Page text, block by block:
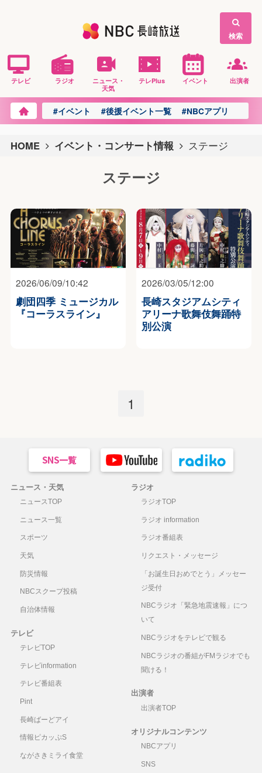
検索
テレビ ラジオ
ニュース・
天気
テレPlus イベント 出演者
#イベント #後援イベント一覧 #NBCアプリ
HOME イベント・コンサート情報 ステージ
ステージ
2026/06/09/10:42
劇団四季 ミュージカル
『コーラスライン』
2026/03/05/12:00
⻑崎スタジアムシティ
アリーナ歌舞伎舞踊特
別公演
1
ニュース・天気
ニュースTOP
ニュース一覧
スポーツ
天気
防災情報
NBCスクープ投稿
自治体情報
テレビ
テレビTOP
テレビinformation
テレビ番組表
Pint
長崎ばーどアイ
情報ピカッぷS
ながさきミライ食堂
ラジオ
ラジオTOP
ラジオ information
ラジオ番組表
リクエスト・メッセージ
「お誕生日おめでとう」メッセー
ジ受付
NBCラジオ「緊急地震速報」につ
いて
NBCラジオをテレビで観る
NBCラジオの番組がFMラジオでも
聞ける！
出演者
出演者TOP
オリジナルコンテンツ
NBCアプリ
SNS